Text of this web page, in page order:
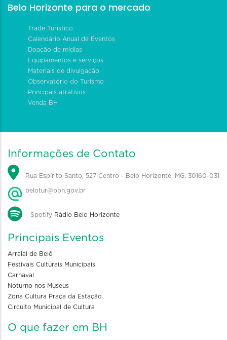
Belo Horizonte para o mercado
Trade Turístico
Calendário Anual de Eventos
Doação de mídias
Equipamentos e serviços
Materiais de divulgação
Observatório do Turismo
Principais atrativos
Venda BH
Informações de Contato
Rua Espírito Santo, 527 Centro - Belo Horizonte, MG, 30160-031
belotur@pbh.gov.br
Spotify Rádio Belo Horizonte
Principais Eventos
Arraial de Belô
Festivais Culturais Municipais
Carnaval
Noturno nos Museus
Zona Cultura Praça da Estação
Circuito Municipal de Cultura
O que fazer em BH